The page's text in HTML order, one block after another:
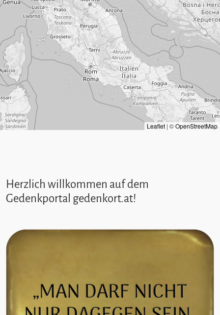
Leaflet | ©OpenStreetMap
Herzlich willkommen auf dem
Gedenkportal gedenkort.at!